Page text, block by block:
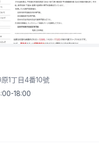
1丁目4番10號
18:00